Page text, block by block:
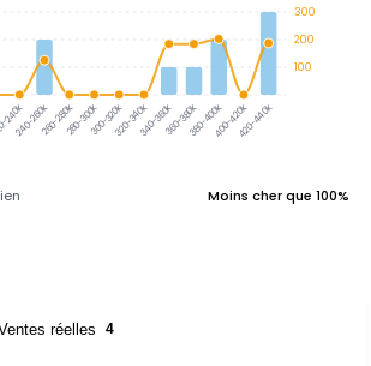
240-260k260-280k280-300k300-320k320-340k340-360k360-380k380-400k400-420k420-440k
300
200
100
Moins cher que 100%
réelles 4